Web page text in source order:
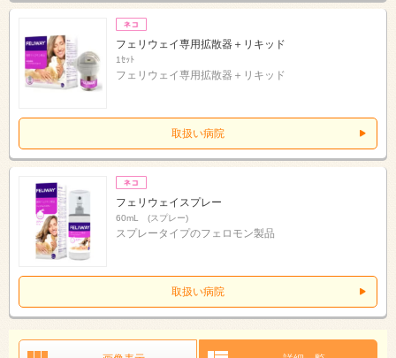
フェリウェイ専用拡散器＋リキッド
1ｾｯﾄ
フェリウェイ専用拡散器＋リキッド
取扱い病院
フェリウェイスプレー
60mL (スプレー)
スプレータイプのフェロモン製品
取扱い病院